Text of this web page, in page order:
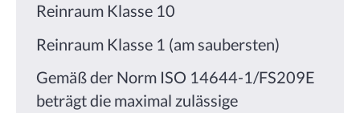
Reinraum Klasse 10
Reinraum Klasse 1 (am saubersten)
Gemäß der Norm ISO 14644-1/FS209E
beträgt die maximal zulässige